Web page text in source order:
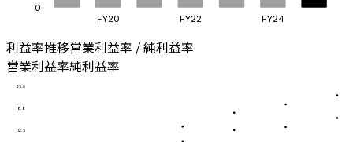
0
FY20 FY22 FY24
利益率推移営業利益率 / 純利益率
営業利益率純利益率
12.5
18.8
25.0